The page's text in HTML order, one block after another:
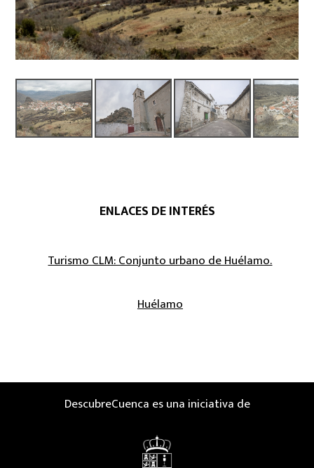
ENLACES DE INTERÉS
Turismo CLM: Conjunto urbano de Huélamo.
Huélamo
DescubreCuenca es una iniciativa de